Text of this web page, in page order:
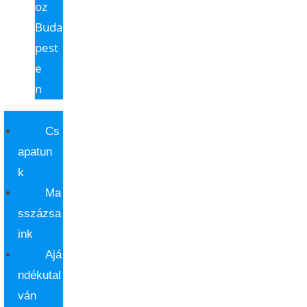
oz
Buda
pest
e
n
Cs
apatun
k
Ma
sszázsa
ink
Ajá
ndékutal
ván